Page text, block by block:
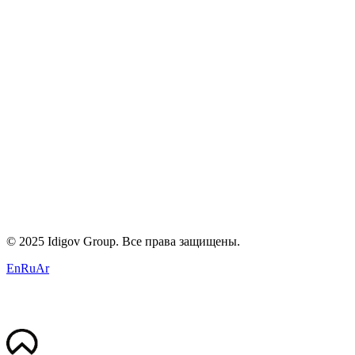
© 2025 Idigov Group. Все права защищены.
EnRuAr